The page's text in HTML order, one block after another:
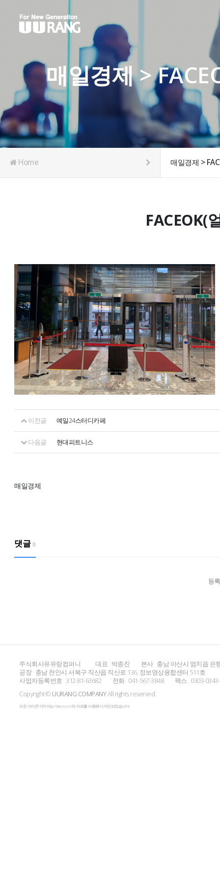
매일경제 >
Home 매일경제 >
FACEOK(
이전글 예일24스터디카페
다음글 현대피트니스
매일경제
댓글 0
등
주식회사유유랑컴퍼니 대표 박종진 본사 충남 아산시 염치읍 은
공장 충남 천안시 서북구 직산읍 직산로 136, 정보영상융합센터 511호
사업자등록번호 312-81-63682 전화 041-567-3848 팩스 0303-
Copyright © UURANG COMPANYAll rights reserved.
모든 아이콘 이미지는 Flaticon.com의 자료를 사용해 디자인되었습니다